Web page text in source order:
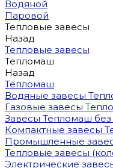
Водяной
Паровой
Тепловые завесы
Назад
Тепловые завесы
Тепломаш
Назад
Тепломаш
Водяные завесы
Газовые завесы
Завесы Тепломаш без
Компактные завесы
Промышленные
Тепловые завесы
Электрические